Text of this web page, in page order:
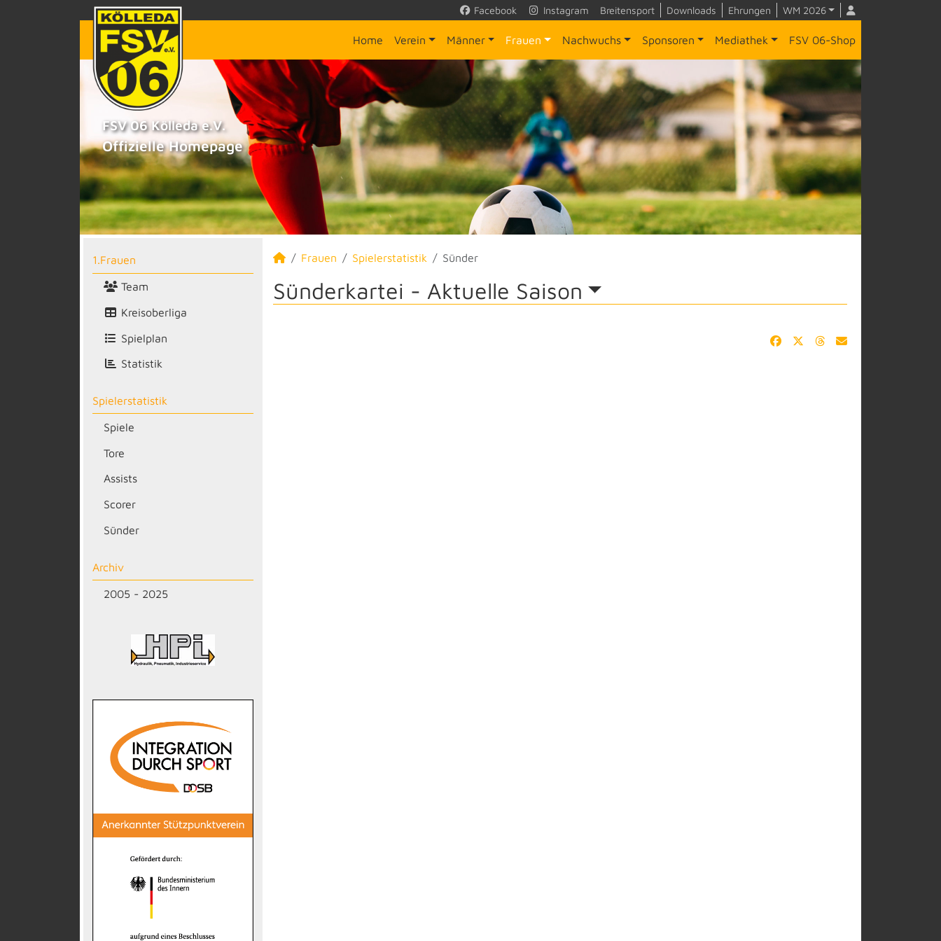
Facebook Instagram Breitensport Downloads Ehrungen WM 2026
Home Verein Männer Frauen Nachwuchs Sponsoren Mediathek FSV 06-Shop
FSV 06 Kölleda e.V.
Offizielle Homepage
1.Frauen
Team
Kreisoberliga
Spielplan
Statistik
Spielerstatistik
Spiele
Tore
Assists
Scorer
Sünder
Archiv
2005 - 2025
Frauen Spielerstatistik Sünder
Sünderkartei - Aktuelle Saison